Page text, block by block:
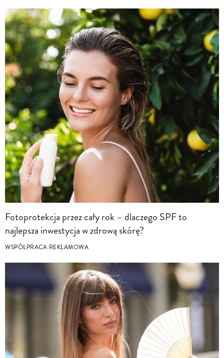
Fotoprotekcja przez cały rok – dlaczego SPF to
najlepsza inwestycja w zdrową skórę?
WSPÓŁPRACA REKLAMOWA